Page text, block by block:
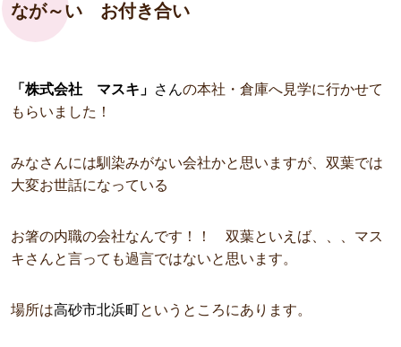
なが～い お付き合い
「株式会社 マスキ」 さんの本社・倉庫へ見学に行かせて
もらいました！
みなさんには馴染みがない会社かと思いますが、双葉では
大変お世話になっている
お箸の内職の会社なんです！！ 双葉といえば、、、マス
キさんと言っても過言ではないと思います。
場所は高砂市北浜町というところにあります。